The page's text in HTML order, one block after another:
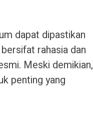
dapat dipastikan
rahasia dan
Meski demikian,
penting yang